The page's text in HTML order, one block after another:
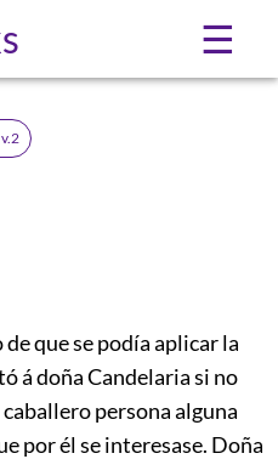
☰
que se podía aplicar la
á doña Candelaria si no
persona alguna
por él se interesase. Doña